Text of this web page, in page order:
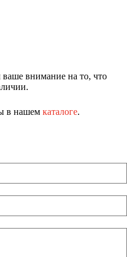
внимание на то, что
в нашем каталоге.